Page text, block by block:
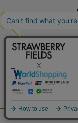
初めての方へ
プライバシーポリシー
採用情報 カレ